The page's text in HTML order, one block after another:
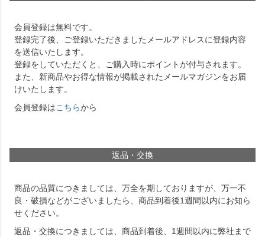
会員登録は無料です。
登録完了後、ご登録いただきましたメールアドレスに登録内容
を送信いたします。
登録をしていただくと、ご購入時にポイントが付与されます。
また、新商品やお得な情報が掲載されたメールマガジンをお届
けいたします。
会員登録はこちらから
返品・交換
商品の品質につきましては、万全を期しておりますが、万一不
良・破損などがございましたら、商品到着後1週間以内にお知ら
せください。
返品・交換につきましては、商品到着後、1週間以内に弊社まで